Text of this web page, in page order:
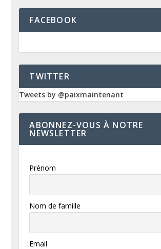
FACEBOOK
TWITTER
Tweets by @paixmaintenant
ABONNEZ-VOUS À NOTRE
NEWSLETTER
Prénom
Nom de famille
Email